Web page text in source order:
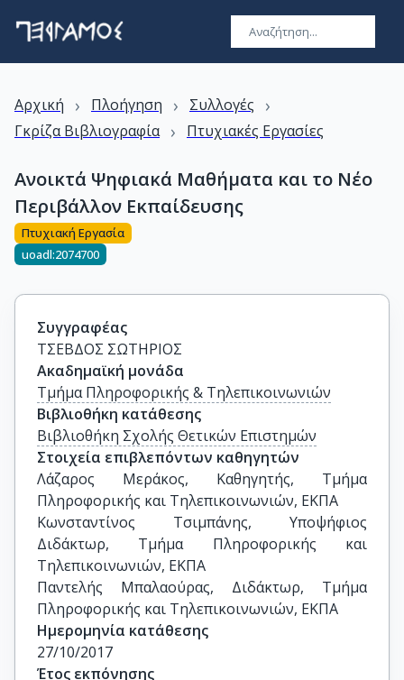
Αρχική › Πλοήγηση › Συλλογές ›
Γκρίζα Βιβλιογραφία › Πτυχιακές Εργασίες
Ανοικτά Ψηφιακά Μαθήματα και το Νέο
Περιβάλλον Εκπαίδευσης
Πτυχιακή Εργασία
uoadl:2074700
Συγγραφέας
ΤΣΕΒΔΟΣ ΣΩΤΗΡΙΟΣ
Ακαδημαϊκή μονάδα
Τμήμα Πληροφορικής & Τηλεπικοινωνιών
Βιβλιοθήκη κατάθεσης
Βιβλιοθήκη Σχολής Θετικών Επιστημών
Στοιχεία επιβλεπόντων καθηγητών
Λάζαρος Μεράκος, Καθηγητής, Τμήμα
Πληροφορικής και Τηλεπικοινωνιών, ΕΚΠΑ
Κωνσταντίνος Τσιμπάνης, Υποψήφιος
Διδάκτωρ, Τμήμα Πληροφορικής και
Τηλεπικοινωνιών, ΕΚΠΑ
Παντελής Μπαλαούρας, Διδάκτωρ, Τμήμα
Πληροφορικής και Τηλεπικοινωνιών, ΕΚΠΑ
Ημερομηνία κατάθεσης
27/10/2017
Έτος εκπόνησης